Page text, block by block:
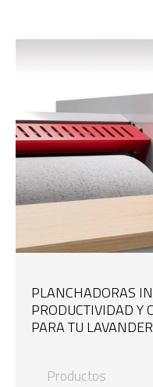
PLANCHADORAS
PRODUCTIVIDAD Y
PARA TU
Productos